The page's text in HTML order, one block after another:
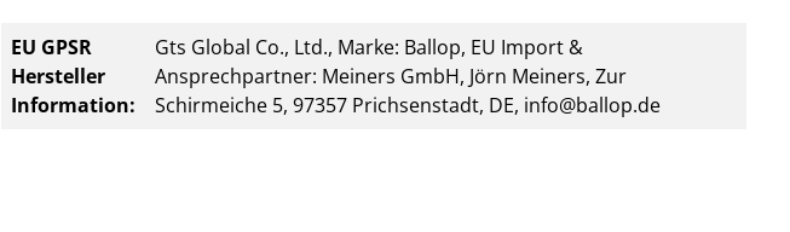
EU GPSR
Hersteller
Information:
Gts Global Co., Ltd., Marke: Ballop, EU Import &
Ansprechpartner: Meiners GmbH, Jörn Meiners, Zur
Schirmeiche 5, 97357 Prichsenstadt, DE, info@ballop.de